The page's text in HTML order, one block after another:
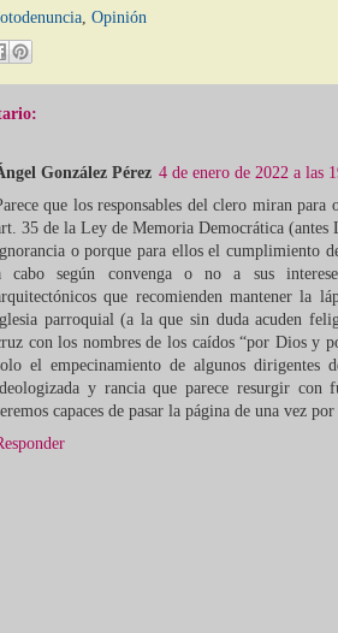
, Opinión
González Pérez 4 de enero de 2022 a las
que los responsables del clero miran
35 de la Ley de Memoria Democrática
o porque para ellos el cumplimiento
cabo según convenga o no a sus
que recomienden mantener la
parroquial (a la que sin duda acuden
con los nombres de los caídos “por Dios y
el empecinamiento de algunos dirigentes
y rancia que parece resurgir con
capaces de pasar la página de una vez por